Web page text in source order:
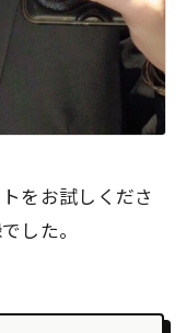
をお試しくださ
した。